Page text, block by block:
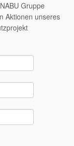
Gruppe
Aktionen unseres